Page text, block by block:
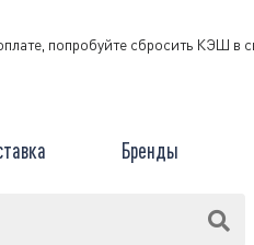
попробуйте сбросить КЭШ в
Бренды